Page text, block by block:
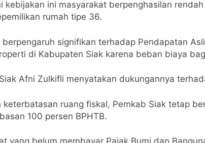
kebijakan ini masyarakat berpenghasilan
rumah tipe 36.
signifikan terhadap Pendapatan
di Kabupaten Siak karena beban biaya
Afni Zulkifli menyatakan dukungannya
ruang fiskal, Pemkab Siak tetap
100 persen BPHTB.